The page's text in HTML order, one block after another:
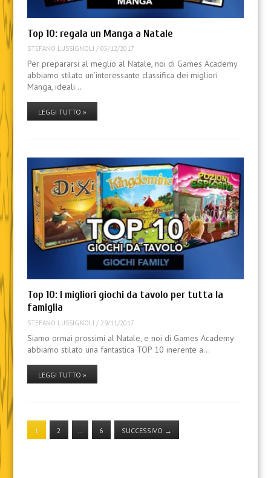
Top 10: regala un Manga a Natale
STEFANO LUSSIGNOLI / 05/12/2017
Per prepararsi al meglio al Natale, noi di Games Academy
abbiamo stilato un’interessante classifica dei migliori
Manga, ideali…
LEGGI TUTTO »
Top 10: I migliori giochi da tavolo per tutta la
famiglia
STEFANO LUSSIGNOLI / 29/11/2017
Siamo ormai prossimi al Natale, e noi di Games Academy
abbiamo stilato una fantastica TOP 10 inerente a…
LEGGI TUTTO »
1 2 6 SUCCESSIVO →